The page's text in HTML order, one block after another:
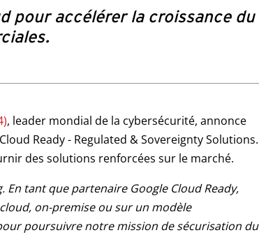
pour accélérer la croissance du
, leader mondial de la cybersécurité, annonce
Ready - Regulated & Sovereignty Solutions.
des solutions renforcées sur le marché.
tant que partenaire Google Cloud Ready,
on-premise ou sur un modèle
poursuivre notre mission de sécurisation du